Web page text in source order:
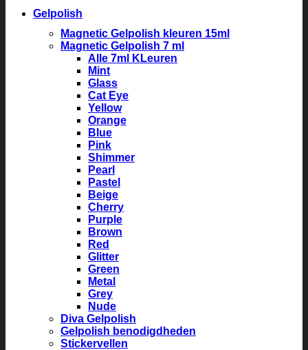
Gelpolish
Magnetic Gelpolish kleuren 15ml
Magnetic Gelpolish 7 ml
Alle 7ml KLeuren
Mint
Glass
Cat Eye
Yellow
Orange
Blue
Pink
Shimmer
Pearl
Pastel
Beige
Cherry
Purple
Brown
Red
Glitter
Green
Metal
Grey
Nude
Diva Gelpolish
Gelpolish benodigdheden
Stickervellen